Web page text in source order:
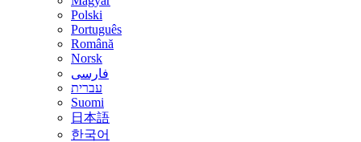
Polski
Português
Română
Norsk
فارسی
עברית
Suomi
日本語
한국어